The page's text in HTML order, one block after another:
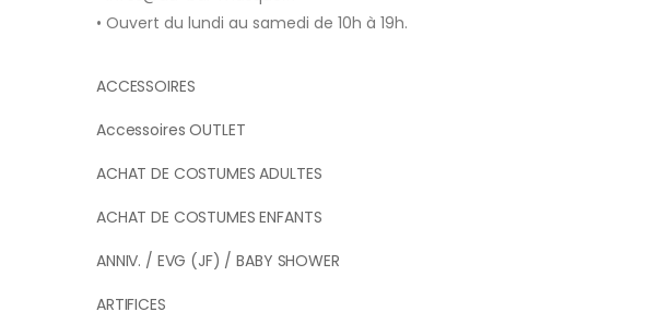
• Ouvert du lundi au samedi de 10h à 19h.
ACCESSOIRES
Accessoires OUTLET
ACHAT DE COSTUMES ADULTES
ACHAT DE COSTUMES ENFANTS
ANNIV. / EVG (JF) / BABY SHOWER
ARTIFICES